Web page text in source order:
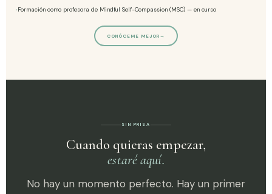
Formación como profesora de Mindful Self-Compassion (MSC) — en curso
CONÓCEME MEJOR →
SIN PRISA
Cuando quieras empezar,
estaré aquí.
No hay un momento perfecto. Hay un primer